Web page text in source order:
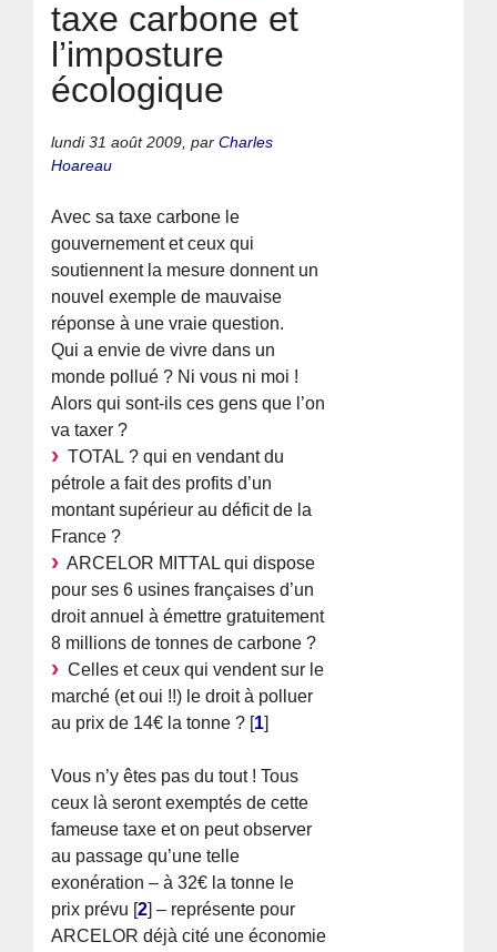
taxe carbone et
l’imposture
écologique
lundi 31 août 2009,parCharles
Hoareau
Avec sa taxe carbone le
gouvernement et ceux qui
soutiennent la mesure donnent un
nouvel exemple de mauvaise
réponse à une vraie question.
Qui a envie de vivre dans un
monde pollué ? Ni vous ni moi !
Alors qui sont-ils ces gens que l’on
va taxer ?
TOTAL ? qui en vendant du
pétrole a fait des profits d’un
montant supérieur au déficit de la
France ?
ARCELOR MITTAL qui dispose
pour ses 6 usines françaises d’un
droit annuel à émettre gratuitement
8 millions de tonnes de carbone ?
Celles et ceux qui vendent sur le
marché (et oui !!) le droit à polluer
au prix de 14€ la tonne ? [1]
Vous n’y êtes pas du tout ! Tous
ceux là seront exemptés de cette
fameuse taxe et on peut observer
au passage qu’une telle
exonération – à 32€ la tonne le
prix prévu [2] – représente pour
ARCELOR déjà cité une économie